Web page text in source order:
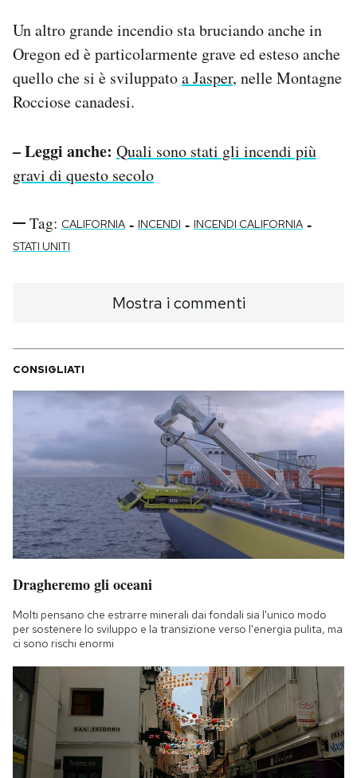
Un altro grande incendio sta bruciando anche in
Oregon ed è particolarmente grave ed esteso anche
quello che si è sviluppatoa Jasper, nelle Montagne
Rocciose canadesi.
– Leggi anche: Quali sono stati gli incendi più
gravi di questo secolo
Tag: CALIFORNIA - INCENDI - INCENDI CALIFORNIA -
STATI UNITI
Mostra i commenti
CONSIGLIATI
Dragheremo gli oceani
Molti pensano che estrarre minerali dai fondali sia l'unico modo
per sostenere lo sviluppo e la transizione verso l'energia pulita, ma
ci sono rischi enormi